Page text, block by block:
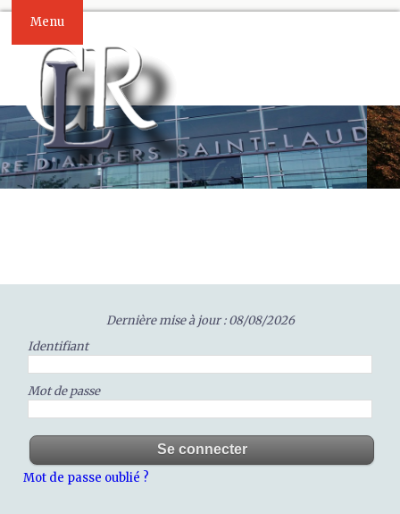
Menu
Dernière mise à jour : 08/08/2026
Identifiant
Mot de passe
Mot de passe oublié ?